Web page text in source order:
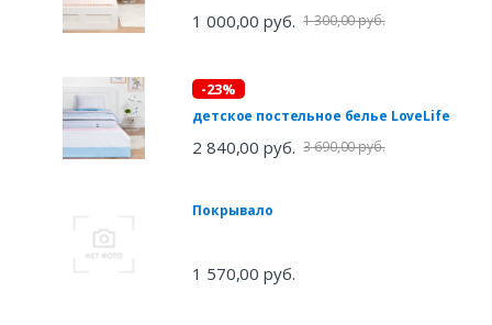
1 000,00 руб. 1 300,00 руб.
-23%
детское постельное белье LoveLife
2 840,00 руб. 3 690,00 руб.
Покрывало
1 570,00 руб.